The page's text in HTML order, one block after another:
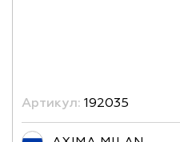
Артикул: 192035